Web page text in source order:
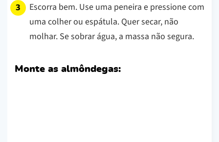
Escorra bem. Use uma peneira e pressione com
uma colher ou espátula. Quer secar, não
molhar. Se sobrar água, a massa não segura.
Monte as almôndegas: